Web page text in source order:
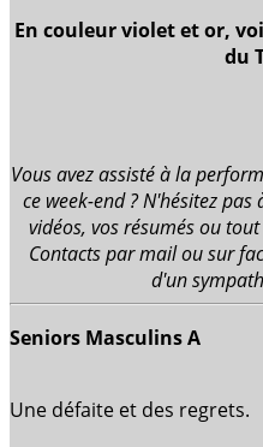
En couleur violet et or,
du
Vous avez assisté à la
ce week-end ? N'hésitez
vidéos, vos résumés ou
Contacts par mail ou sur
d'un
Seniors Masculins A
Une défaite et des regrets.